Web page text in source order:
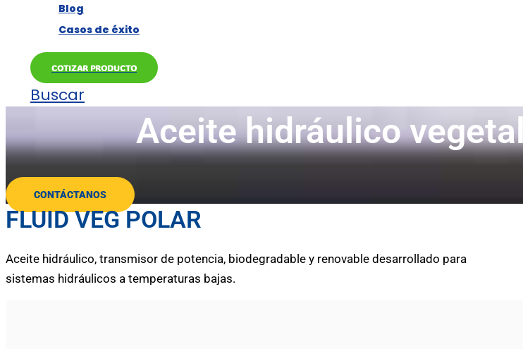
Blog
Casos de éxito
COTIZAR PRODUCTO
Buscar
Aceite hidráulico
CONTÁCTANOS
FLUID VEG POLAR
Aceite hidráulico, transmisor de potencia, biodegradable y renovable desarrollado para
sistemas hidráulicos a temperaturas bajas.